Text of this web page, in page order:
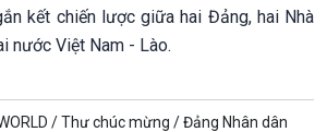
kết chiến lược giữa hai Đảng, hai Nhà
nước Việt Nam - Lào.
/Thư chúc mừng /Đảng Nhân dân